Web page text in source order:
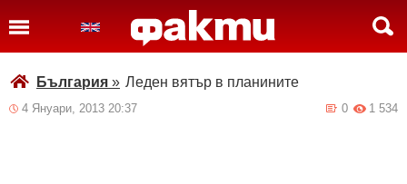
България » Леден вятър в планините
4 Януари, 2013 20:37 1 534
0